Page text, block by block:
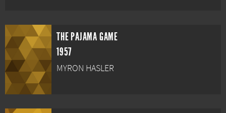
THE PAJAMA GAME
1957
MYRON HASLER